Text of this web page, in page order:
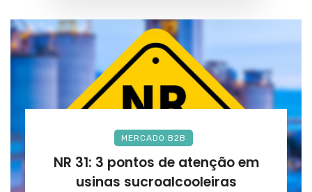
MERCADO B2B
NR 31: 3 pontos de atenção em
usinas sucroalcooleiras